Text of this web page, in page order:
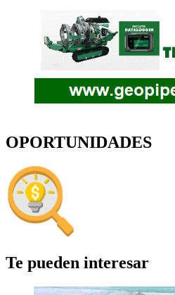
OPORTUNIDADES
Te pueden interesar